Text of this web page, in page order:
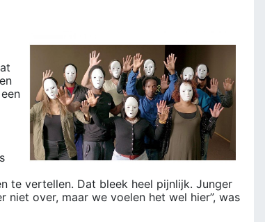
te vertellen. Dat bleek heel pijnlijk. Junger
over, maar we voelen het wel hier”, was